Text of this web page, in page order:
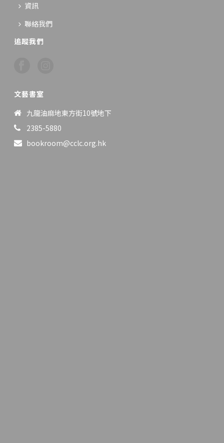
資訊
聯絡我們
追蹤我們
文藝書室
九龍油麻地東方街10號地下
2385-5880
bookroom@cclc.org.hk